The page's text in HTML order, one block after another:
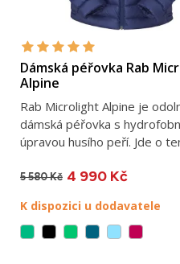
Dámská péřovka Rab
Alpine
Rab Microlight Alpine je
dámská péřovka s
úpravou husího peří. Jde o
5 580 Kč 4 990 Kč
K dispozici u dodavatele